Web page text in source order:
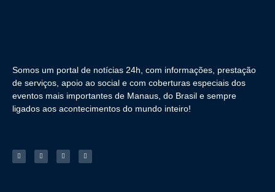
Somos um portal de notícias 24h, com informações, prestação
de serviços, apoio ao social e com coberturas especiais dos
eventos mais importantes de Manaus, do Brasil e sempre
ligados aos acontecimentos do mundo inteiro!